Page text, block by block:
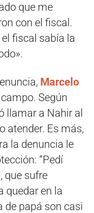
que me
con el fiscal.
el fiscal sabía la
Marcelo
Según
llamar a Nahir al
atender. Es más,
la denuncia le
“Pedí
que sufre
quedar en la
de papá son casi